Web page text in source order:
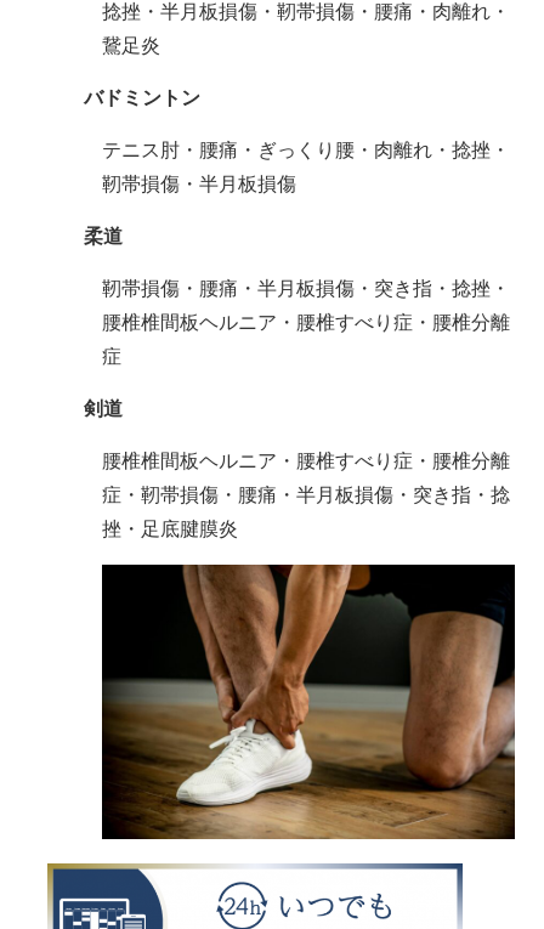
捻挫・半月板損傷・靭帯損傷・腰痛・肉離れ・
鵞足炎
バドミントン
テニス肘・腰痛・ぎっくり腰・肉離れ・捻挫・
靭帯損傷・半月板損傷
柔道
靭帯損傷・腰痛・半月板損傷・突き指・捻挫・
腰椎椎間板ヘルニア・腰椎すべり症・腰椎分離
症
剣道
腰椎椎間板ヘルニア・腰椎すべり症・腰椎分離
症・靭帯損傷・腰痛・半月板損傷・突き指・捻
挫・足底腱膜炎